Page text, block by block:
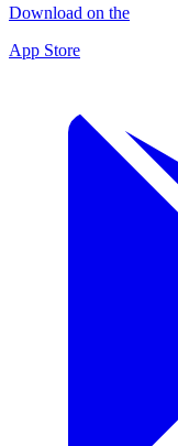
Download on the
App Store